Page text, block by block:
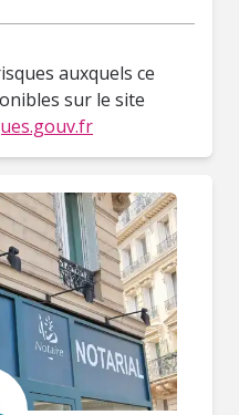
auxquels ce
sur le site